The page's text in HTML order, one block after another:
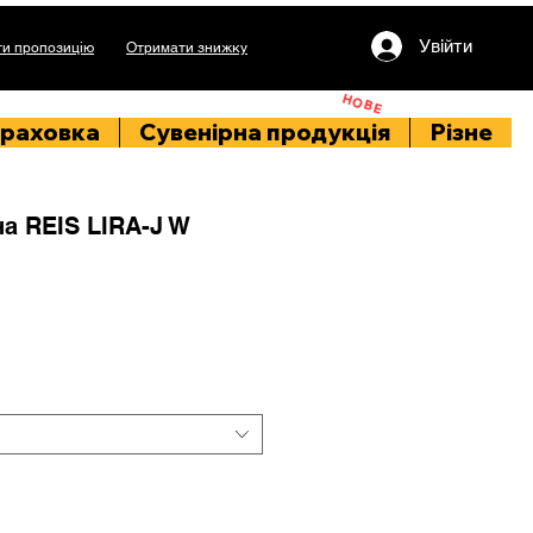
пропозицію Отримати знижку Увійти
НОВЕ
Сувенірна продукція Різне
REIS LIRA-J W